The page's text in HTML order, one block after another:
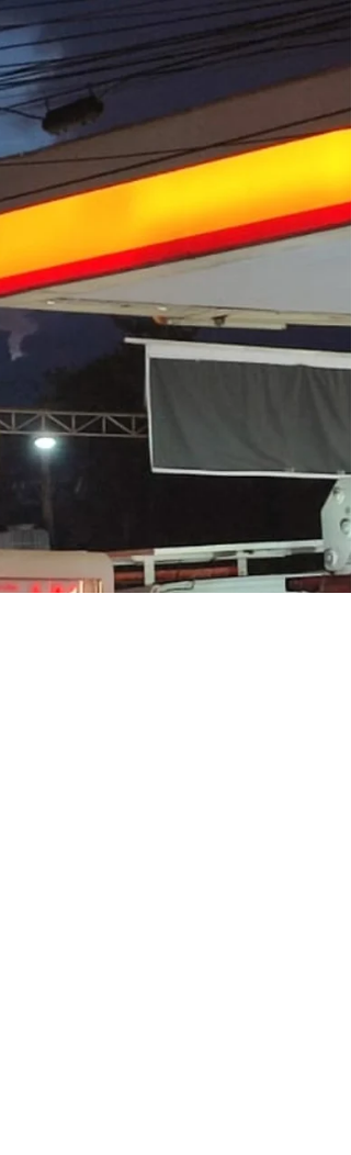
CÂMARA DE VEREADORES
APROVA PROJETO SOBRE USO
DA 'LEI PAULO GUSTAVO'
Saiba mais sobre a votação referente a
aplicação da 'Lei Paulo Gustavo', em Volta
Redonda.